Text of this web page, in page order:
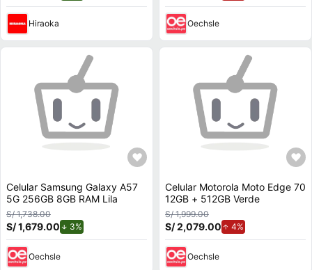
Hiraoka Oechsle
Celular Samsung Galaxy A57
5G 256GB 8GB RAM Lila
S/ 1,738.00
S/ 1,679.00 3%
Oechsle
Celular Motorola Moto Edge 70
12GB + 512GB Verde
S/ 1,999.00
S/ 2,079.00 4%
Oechsle